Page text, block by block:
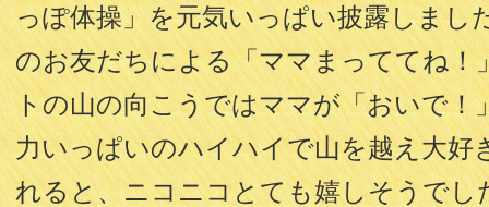
っぽ体操」を元気いっぱい披露しまし
のお友だちによる「ママまっててね！
トの山の向こうではママが「おいで！
力いっぱいのハイハイで山を越え大好
れると、ニコニコとても嬉しそうでし